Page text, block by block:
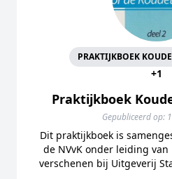
PRAKTIJKBOEK
+1
Praktijkboek
Gepubliceerd op:
Dit praktijkboek is
de NVvK onder leiding van
verschenen bij Uitgeverij